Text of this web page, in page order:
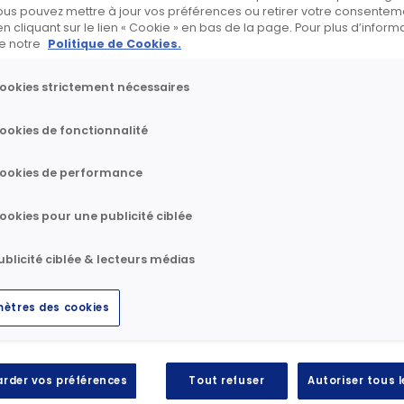
sont tenus le 29 mars 2012 à Paris.
notamment l’excellence dans la durée,
et la créativité et l’innovation de la direction
pouvez mettre à jour vos préférences ou retirer votre
cliquant sur le lien « Cookie » en bas de la page. Pour plus
notre Politique de Cookies.
strictement nécessaires
de fonctionnalité
de performance
pour une publicité ciblée
ciblée & lecteurs médias
des cookies
vos préférences Tout refuser Autoriser tous